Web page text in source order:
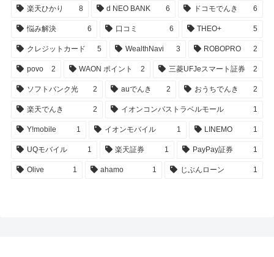
楽天ひかり 8 d NEO BANK 6 ドコモでんき 6
悩み解決 6 口コミ 6 THEO+ 5
クレジットカード 5 WealthNavi 3 ROBOPRO 2
povo 2 WAON ポイント 2 三菱UFJeスマート証券 2
ソフトバンク光 2 auでんき 2 おうちでんき 2
楽天でんき 2 イオンコンパストラベルモール 1
Y!mobile 1 イオンモバイル 1 LINEMO 1
UQモバイル 1 楽天証券 1 PayPay証券 1
Olive 1 ahamo 1 じぶんローン 1